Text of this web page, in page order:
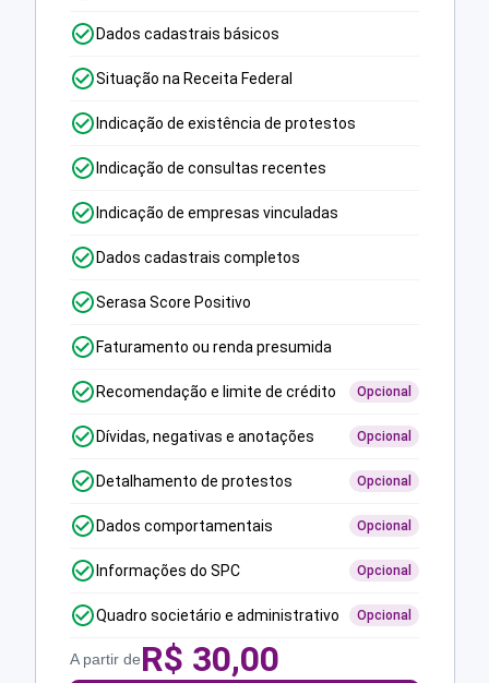
Dados cadastrais básicos
Situação na Receita Federal
Indicação de existência de protestos
Indicação de consultas recentes
Indicação de empresas vinculadas
Dados cadastrais completos
Serasa Score Positivo
Faturamento ou renda presumida
Recomendação e limite de crédito Opcional
Dívidas, negativas e anotações Opcional
Detalhamento de protestos Opcional
Dados comportamentais Opcional
Informações do SPC Opcional
Quadro societário e administrativo Opcional
A partir deR$ 30,00